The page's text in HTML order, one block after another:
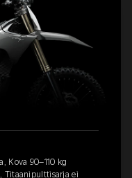
Kova 90–110 kg
Titaanipulttisarja ei